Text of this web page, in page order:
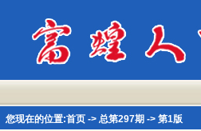
您现在的位置:首页 -> 总第297期 -> 第1版